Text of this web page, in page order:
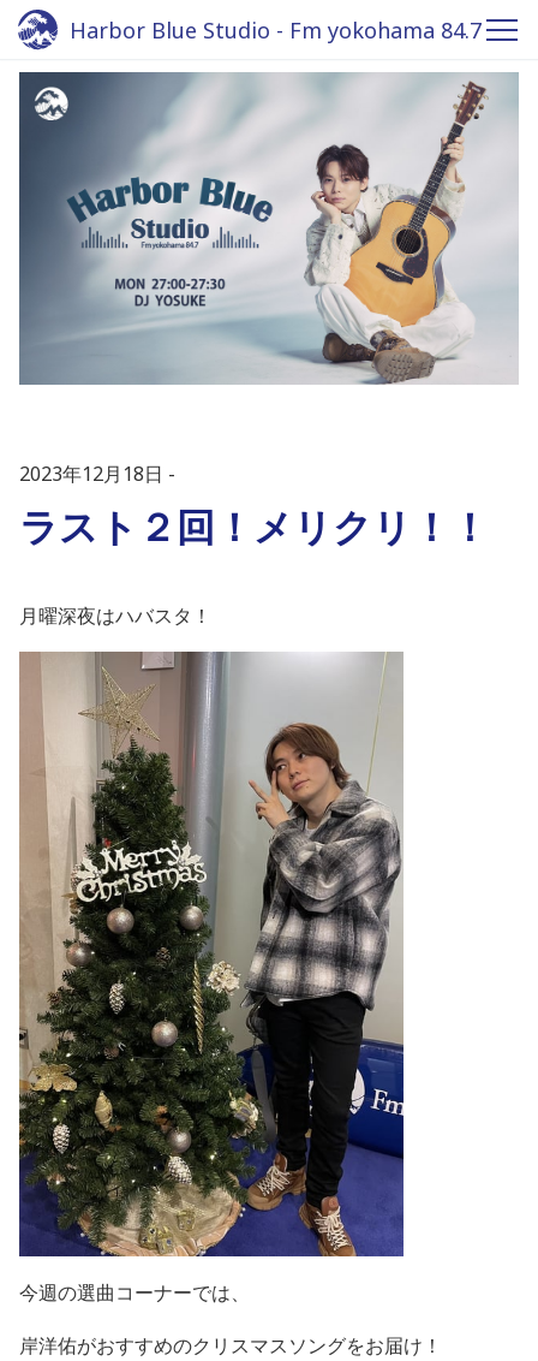
Harbor Blue Studio - Fm yokohama 84.7
2023年12月18日
ラスト２回！メリクリ！！
月曜深夜はハバスタ！
今週の選曲コーナーでは、
岸洋佑がおすすめのクリスマスソングをお届け！